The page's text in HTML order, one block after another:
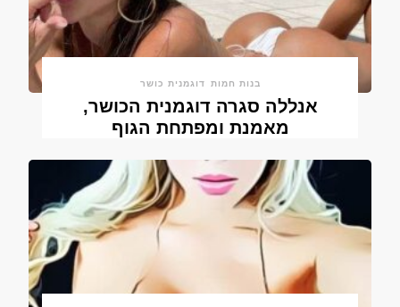
בנות חמות דוגמנית כושר
אנללה סגרה דוגמנית הכושר,
מאמנת ומפתחת הגוף